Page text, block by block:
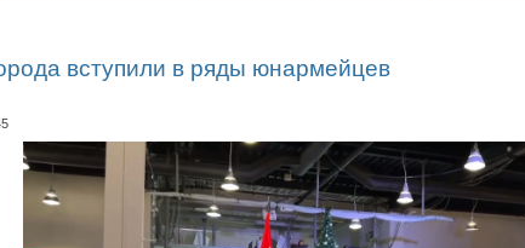
вступили в ряды юнармейцев